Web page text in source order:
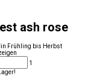
ash rose
Frühling bis Herbst
1